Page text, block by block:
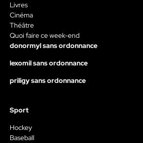
Livres
Cinéma
Théâtre
Quoi faire ce week-end
donormyl sans ordonnance
lexomil sans ordonnance
priligy sans ordonnance
Sport
Hockey
Baseball